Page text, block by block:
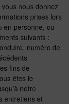
nous donnez
prises lors
en personne, ou
suivants :
numéro de
fins de
êtes le
notre
entretiens et